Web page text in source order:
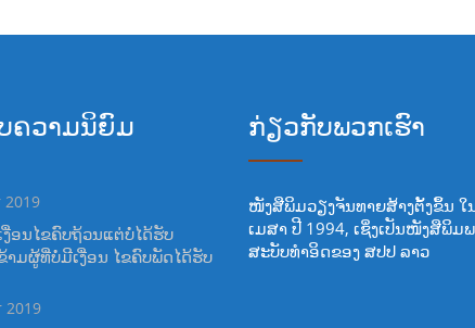
ຄວາມນິຍົມ
2019
ອນໄຂຄົບຖ້ວນແຕ່ບໍ່ໄດ້ຮັບ
າມຜູ້ທີ່ບໍ່ມີເງື່ອນ ໄຂຄົບພັດໄດ້ຮັບ
2019
ກ່ຽວກັບພວກເຮົາ
ໜັງສືພິມວຽງຈັນທາຍສ້າງຕັ້ງຂຶ້ນ ໃ
ເມສາ ປີ 1994, ເຊິ່ງເປັນໜັງສືພິມ
ສະບັບທໍາອິດຂອງ ສປປ ລາວ